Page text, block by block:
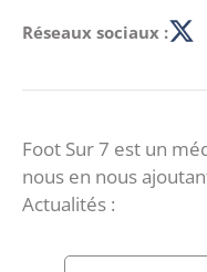
Réseaux sociaux :
Foot Sur 7 est un
nous en nous
Actualités :